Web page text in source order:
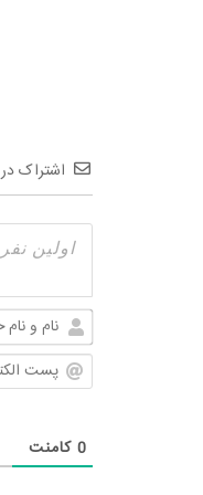
اشتراک در
0 کامنت